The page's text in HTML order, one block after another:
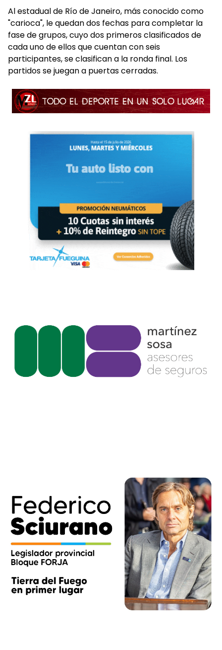
Al estadual de Río de Janeiro, más conocido como
"carioca", le quedan dos fechas para completar la
fase de grupos, cuyo dos primeros clasificados de
cada uno de ellos que cuentan con seis
participantes, se clasifican a la ronda final. Los
partidos se juegan a puertas cerradas.